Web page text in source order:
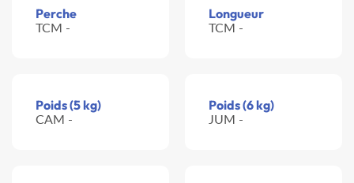
Perche
TCM -
Longueur
TCM -
Poids (5 kg)
CAM -
Poids (6 kg)
JUM -